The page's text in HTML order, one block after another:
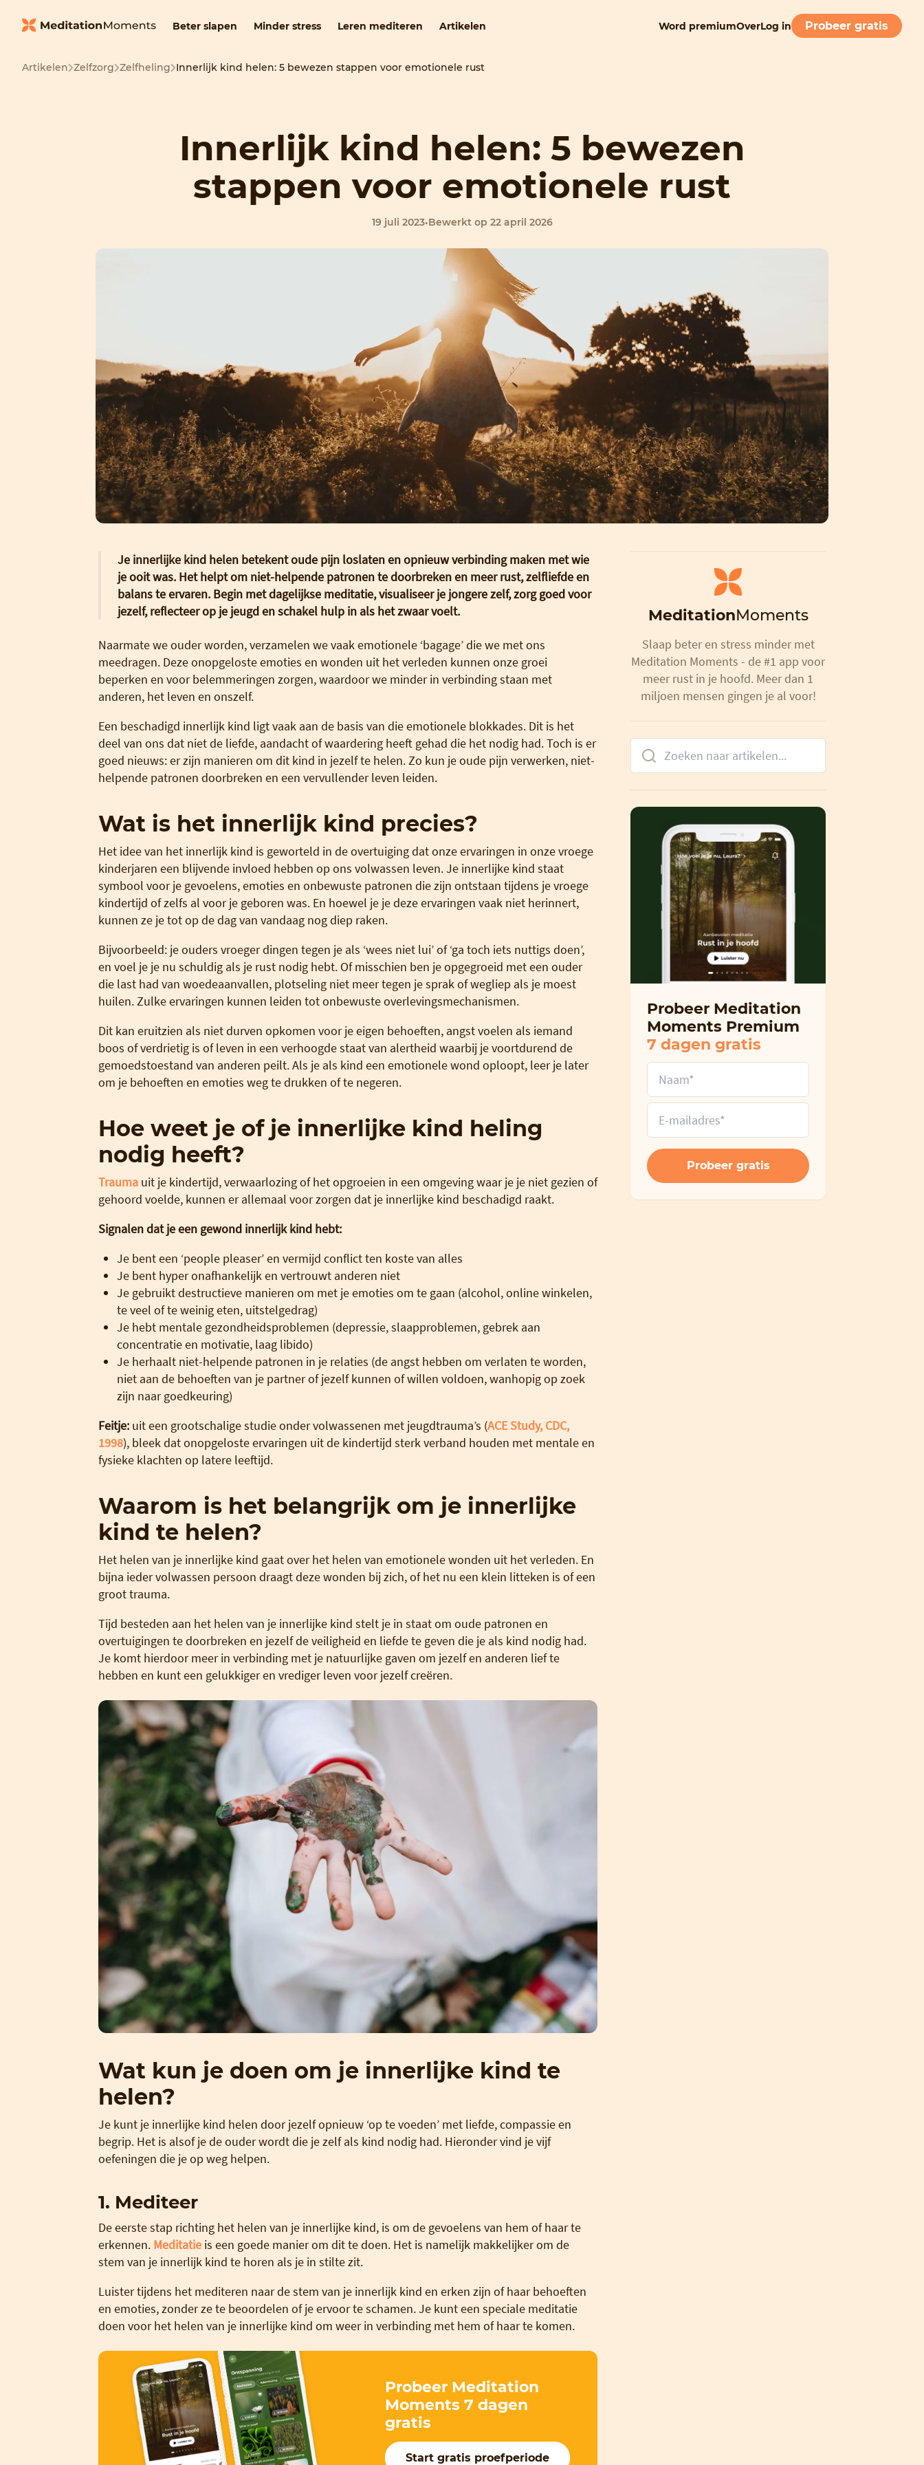
Beter slapen Minder stress Leren mediteren Artikelen Word premiumOverLog in Probeer gratis
Artikelen Zelfzorg Zelfheling Innerlijk kind helen: 5 bewezen stappen voor emotionele rust
Innerlijk kind helen: 5 bewezen
stappen voor emotionele rust
19 juli 2023•Bewerkt op 22 april 2026
Je innerlijke kind helen betekent oude pijn loslaten en opnieuw verbinding maken met wie
je ooit was. Het helpt om niet-helpende patronen te doorbreken en meer rust, zelfliefde en
balans te ervaren. Begin met dagelijkse meditatie, visualiseer je jongere zelf, zorg goed voor
jezelf, reflecteer op je jeugd en schakel hulp in als het zwaar voelt.
Naarmate we ouder worden, verzamelen we vaak emotionele ‘bagage’ die we met ons
meedragen. Deze onopgeloste emoties en wonden uit het verleden kunnen onze groei
beperken en voor belemmeringen zorgen, waardoor we minder in verbinding staan met
anderen, het leven en onszelf.
Een beschadigd innerlijk kind ligt vaak aan de basis van die emotionele blokkades. Dit is het
deel van ons dat niet de liefde, aandacht of waardering heeft gehad die het nodig had. Toch is er
goed nieuws: er zijn manieren om dit kind in jezelf te helen. Zo kun je oude pijn verwerken, niet-
helpende patronen doorbreken en een vervullender leven leiden.
Wat is het innerlijk kind precies?
Het idee van het innerlijk kind is geworteld in de overtuiging dat onze ervaringen in onze vroege
kinderjaren een blijvende invloed hebben op ons volwassen leven. Je innerlijke kind staat
symbool voor je gevoelens, emoties en onbewuste patronen die zijn ontstaan tijdens je vroege
kindertijd of zelfs al voor je geboren was. En hoewel je je deze ervaringen vaak niet herinnert,
kunnen ze je tot op de dag van vandaag nog diep raken.
Bijvoorbeeld: je ouders vroeger dingen tegen je als ‘wees niet lui’ of ‘ga toch iets nuttigs doen’,
en voel je je nu schuldig als je rust nodig hebt. Of misschien ben je opgegroeid met een ouder
die last had van woedeaanvallen, plotseling niet meer tegen je sprak of wegliep als je moest
huilen. Zulke ervaringen kunnen leiden tot onbewuste overlevingsmechanismen.
Dit kan eruitzien als niet durven opkomen voor je eigen behoeften, angst voelen als iemand
boos of verdrietig is of leven in een verhoogde staat van alertheid waarbij je voortdurend de
gemoedstoestand van anderen peilt. Als je als kind een emotionele wond oploopt, leer je later
om je behoeften en emoties weg te drukken of te negeren.
Hoe weet je of je innerlijke kind heling
nodig heeft?
Traumauit je kindertijd, verwaarlozing of het opgroeien in een omgeving waar je je niet gezien of
gehoord voelde, kunnen er allemaal voor zorgen dat je innerlijke kind beschadigd raakt.
Signalen dat je een gewond innerlijk kind hebt:
Je bent een ‘people pleaser’ en vermijd conflict ten koste van alles
Je bent hyper onafhankelijk en vertrouwt anderen niet
Je gebruikt destructieve manieren om met je emoties om te gaan (alcohol, online winkelen,
te veel of te weinig eten, uitstelgedrag)
Je hebt mentale gezondheidsproblemen (depressie, slaapproblemen, gebrek aan
concentratie en motivatie, laag libido)
Je herhaalt niet-helpende patronen in je relaties (de angst hebben om verlaten te worden,
niet aan de behoeften van je partner of jezelf kunnen of willen voldoen, wanhopig op zoek
zijn naar goedkeuring)
Feitje:uit een grootschalige studie onder volwassenen met jeugdtrauma’s (ACE Study, CDC,
1998), bleek dat onopgeloste ervaringen uit de kindertijd sterk verband houden met mentale en
fysieke klachten op latere leeftijd.
Waarom is het belangrijk om je innerlijke
kind te helen?
Het helen van je innerlijke kind gaat over het helen van emotionele wonden uit het verleden. En
bijna ieder volwassen persoon draagt deze wonden bij zich, of het nu een klein litteken is of een
groot trauma.
Tijd besteden aan het helen van je innerlijke kind stelt je in staat om oude patronen en
overtuigingen te doorbreken en jezelf de veiligheid en liefde te geven die je als kind nodig had.
Je komt hierdoor meer in verbinding met je natuurlijke gaven om jezelf en anderen lief te
hebben en kunt een gelukkiger en vrediger leven voor jezelf creëren.
Wat kun je doen om je innerlijke kind te
helen?
Je kunt je innerlijke kind helen door jezelf opnieuw ‘op te voeden’ met liefde, compassie en
begrip. Het is alsof je de ouder wordt die je zelf als kind nodig had. Hieronder vind je vijf
oefeningen die je op weg helpen.
1. Mediteer
De eerste stap richting het helen van je innerlijke kind, is om de gevoelens van hem of haar te
erkennen. Meditatieis een goede manier om dit te doen. Het is namelijk makkelijker om de
stem van je innerlijk kind te horen als je in stilte zit.
Luister tijdens het mediteren naar de stem van je innerlijk kind en erken zijn of haar behoeften
en emoties, zonder ze te beoordelen of je ervoor te schamen. Je kunt een speciale meditatie
doen voor het helen van je innerlijke kind om weer in verbinding met hem of haar te komen.
Probeer Meditation
Moments 7 dagen
gratis
Start gratis proefperiode
MeditationMoments
Slaap beter en stress minder met
Meditation Moments - de #1 app voor
meer rust in je hoofd. Meer dan 1
miljoen mensen gingen je al voor!
Probeer Meditation
Moments Premium
7 dagen gratis